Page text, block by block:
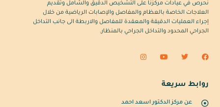
نحرص في عيادات مركزنا على التشخيص الدقيق والشامل وتقديم
العلاجات الخاصة بالعظام والمفاصل والإصابات الرياضية من خلال
إجراء العمليات الدقيقة والمعقدة للمفاصل والاربطة الى جانب التداخل
الجراحي المحدود والتداخل الجراحي بالمنظار.
روابط سريعة
عن مركز الدكتور اسعد احمد